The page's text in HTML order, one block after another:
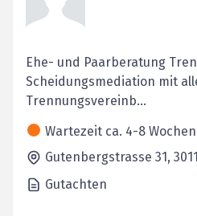
Ehe- und Paarberatung
Scheidungsmediation mit
Trennungsvereinb...
Wartezeit ca. 4-8 Wochen
Gutenbergstrasse 31, 3011
Gutachten